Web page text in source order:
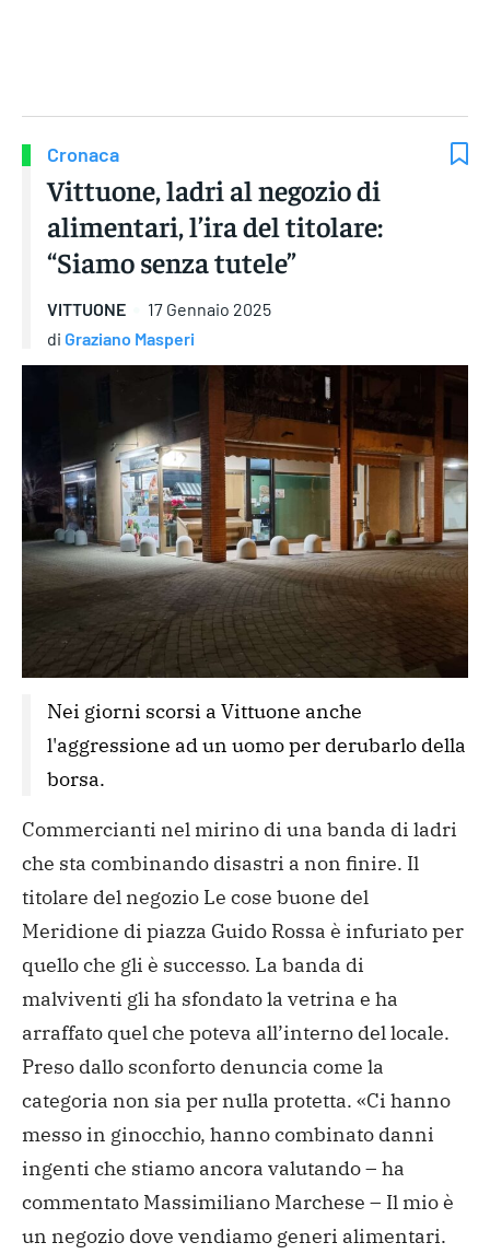
Cronaca
Vittuone, ladri al negozio di
alimentari, l’ira del titolare:
“Siamo senza tutele”
VITTUONE
17 Gennaio 2025
di Graziano Masperi
Nei giorni scorsi a Vittuone anche
l'aggressione ad un uomo per derubarlo della
borsa.
Commercianti nel mirino di una banda di ladri
che sta combinando disastri a non finire. Il
titolare del negozio Le cose buone del
Meridione di piazza Guido Rossa è infuriato per
quello che gli è successo. La banda di
malviventi gli ha sfondato la vetrina e ha
arraffato quel che poteva all’interno del locale.
Preso dallo sconforto denuncia come la
categoria non sia per nulla protetta. «Ci hanno
messo in ginocchio, hanno combinato danni
ingenti che stiamo ancora valutando – ha
commentato Massimiliano Marchese – Il mio è
un negozio dove vendiamo generi alimentari.